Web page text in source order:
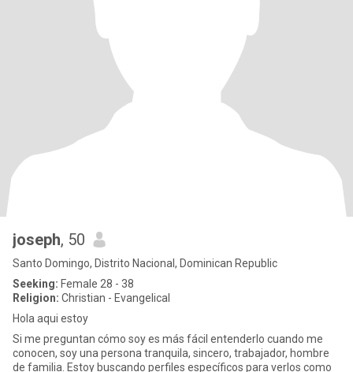
joseph, 50
Santo Domingo, Distrito Nacional, Dominican Republic
Seeking: Female 28 - 38
Religion: Christian - Evangelical
Hola aqui estoy
Si me preguntan cómo soy es más fácil entenderlo cuando me
conocen, soy una persona tranquila, sincero, trabajador, hombre
de familia. Estoy buscando perfiles específicos para verlos como